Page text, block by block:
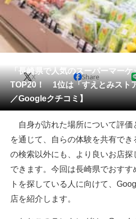
グルメ 地域
住まい 教育
動物 リサ
会員記事
メディア
注目記事を集めた総合ページ
ITの今と未来を見通す
スマホと通信の最新トレンド
進化するPCとデバイスの未来
好きが集まる 比べて選べる
「長崎県で人気のスーパーマーケ
TOP20！ 1位は「すえとみスト
／Googleクチコミ】
X Share
自身が訪れた場所について評価
を通じて、自らの体験を共有で
の検索以外にも、より良いお店探
できます。今回は長崎県でおすす
トを探している人に向けて、
店を紹介します。